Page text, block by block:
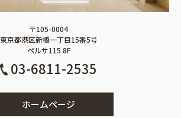
〒105-0004
東京都港区新橋一丁目15番5号
ペルサ115 8F
03-6811-2535
ホームページ